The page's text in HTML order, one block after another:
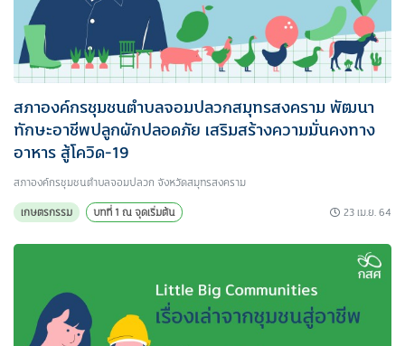
สภาองค์กรชุมชนตำบลจอมปลวกสมุทรสงคราม พัฒนา
ทักษะอาชีพปลูกผักปลอดภัย เสริมสร้างความมั่นคงทาง
อาหาร สู้โควิด-19
สภาองค์กรชุมชนตำบลจอมปลวก จังหวัดสมุทรสงคราม
เกษตรกรรม
บทที่ 1 ณ จุดเริ่มต้น 23 เม.ย. 64